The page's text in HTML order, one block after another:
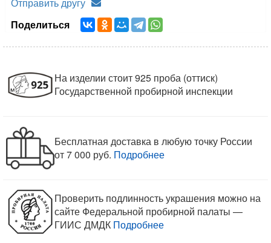
Поделиться
На изделии стоит 925 проба (оттиск)
Государственной пробирной инспекции
Бесплатная доставка в любую точку России
от 7 000 руб. Подробнее
Проверить подлинность украшения можно на
сайте Федеральной пробирной палаты —
ГИИС ДМДК Подробнее